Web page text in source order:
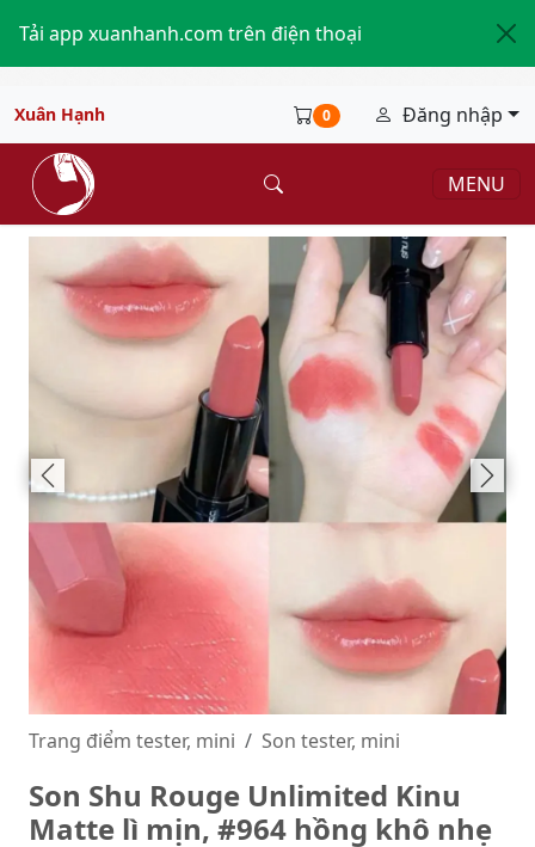
Tải app xuanhanh.com trên điện thoại
Xuân Hạnh 0 Đăng nhập
MENU
Trang điểm tester, mini Son tester, mini
Son Shu Rouge Unlimited Kinu
Matte lì mịn, #964 hồng khô nhẹ